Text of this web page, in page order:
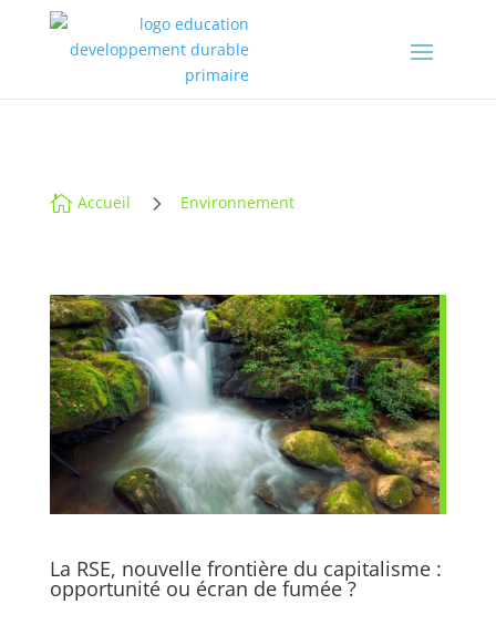
 Accueil 5 Environnement
La RSE, nouvelle frontière du capitalisme :
opportunité ou écran de fumée ?